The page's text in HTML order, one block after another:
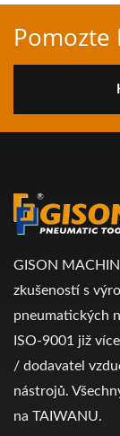
Pomozte
GISON
zkušeností s
pneumatických
ISO-9001 již
/ dodavatel
nástrojů.
na TAIWANU.